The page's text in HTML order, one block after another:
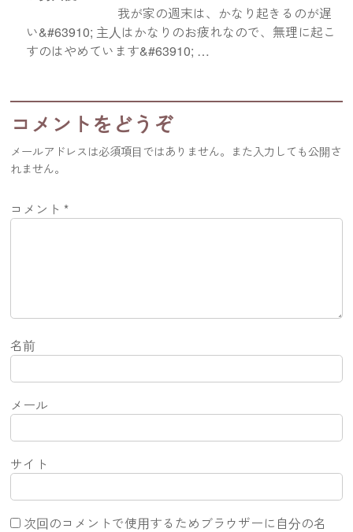
我が家の週末は、かなり起きるのが遅
い&#63910; 主人はかなりのお疲れなので、無理に起こ
すのはやめています&#63910; …
コメントをどうぞ
メールアドレスは必須項目ではありません。また入力しても公開さ
れません。
コメント *
名前
メール
サイト
次回のコメントで使用するためブラウザーに自分の名